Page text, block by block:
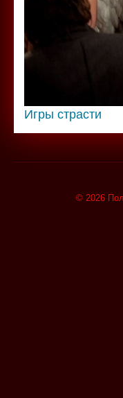
Игры страсти
© 2026